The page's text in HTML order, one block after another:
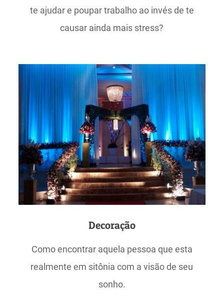
te ajudar e poupar trabalho ao invés de te
causar ainda mais stress?
Decoração
Como encontrar aquela pessoa que esta
realmente em sitônia com a visão de seu
sonho.